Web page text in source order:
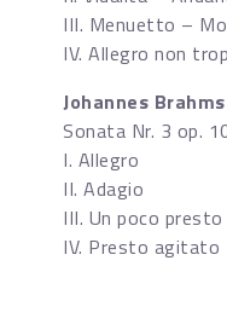
III. Menuetto –
IV. Allegro non
Johannes
Sonata Nr. 3 op.
I. Allegro
II. Adagio
III. Un poco
IV. Presto agitato